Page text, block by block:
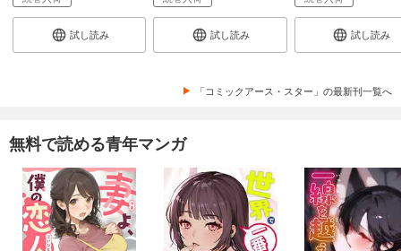
試し読み 試し読み 試し読み
「コミックアース・スター」の最新刊一覧へ
無料で読める青年マンガ